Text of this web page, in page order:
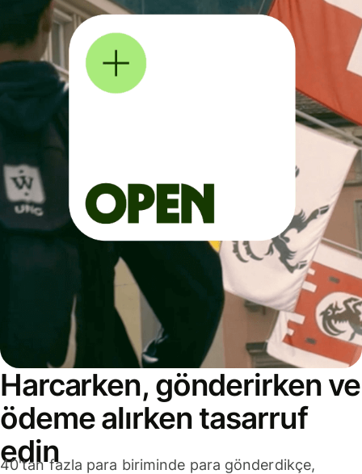
Harcarken, gönderirken ve
ödeme alırken tasarruf
edin
40'tan fazla para biriminde para gönderdikçe,